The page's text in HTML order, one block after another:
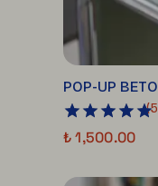
POP-UP
(5
₺ 1,500.00